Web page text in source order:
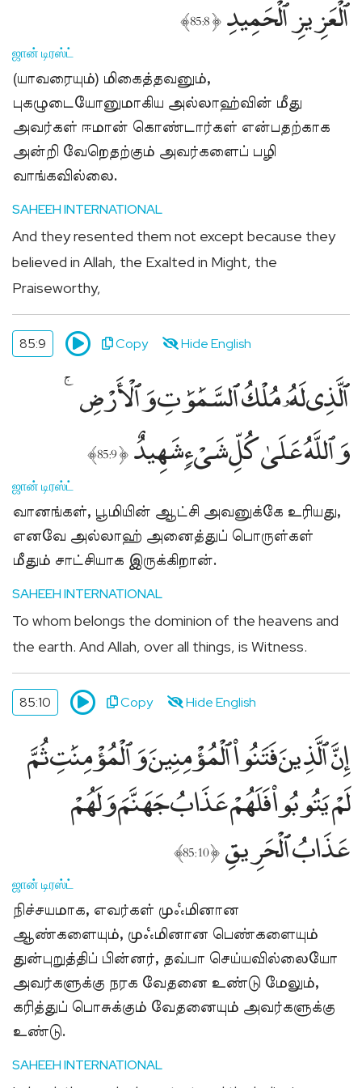
ٱلْعَزِيزِ ٱلْحَمِيدِ ﴿85:8﴾
ஜான் டிரஸ்ட்
(யாவரையும்) மிகைத்தவனும்,
புகழுடையோனுமாகிய அல்லாஹ்வின் மீது
அவர்கள் ஈமான் கொண்டார்கள் என்பதற்காக
அன்றி வேறெதற்கும் அவர்களைப் பழி
வாங்கவில்லை.
SAHEEH INTERNATIONAL
And they resented them not except because they
believed in Allah, the Exalted in Might, the
Praiseworthy,
85:9 Copy Hide English
ٱلَّذِى لَهُۥ مُلْكُ ٱلسَّمَٰوَٰتِ وَٱلْأَرْضِ
وَٱللَّهُ عَلَىٰ كُلِّ شَىْءٍۢ شَهِيدٌ ﴿85:9﴾
ஜான் டிரஸ்ட்
வானங்கள், பூமியின் ஆட்சி அவனுக்கே உரியது,
எனவே அல்லாஹ் அனைத்துப் பொருள்கள்
மீதும் சாட்சியாக இருக்கிறான்.
SAHEEH INTERNATIONAL
To whom belongs the dominion of the heavens and
the earth. And Allah, over all things, is Witness.
85:10 Copy Hide English
إِنَّ ٱلَّذِينَ فَتَنُوا۟ ٱلْمُؤْمِنِينَ وَٱلْمُؤْمِنَٰتِ ثُمَّ
لَمْ يَتُوبُوا۟ فَلَهُمْ عَذَابُ جَهَنَّمَ وَلَهُمْ
عَذَابُ ٱلْحَرِيقِ ﴿85:10﴾
ஜான் டிரஸ்ட்
நிச்சயமாக, எவர்கள் முஃமினான
ஆண்களையும், முஃமினான பெண்களையும்
துன்புறுத்திப் பின்னர், தவ்பா செய்யவில்லையோ
அவர்களுக்கு நரக வேதனை உண்டு மேலும்,
கரித்துப் பொசுக்கும் வேதனையும் அவர்களுக்கு
உண்டு.
SAHEEH INTERNATIONAL